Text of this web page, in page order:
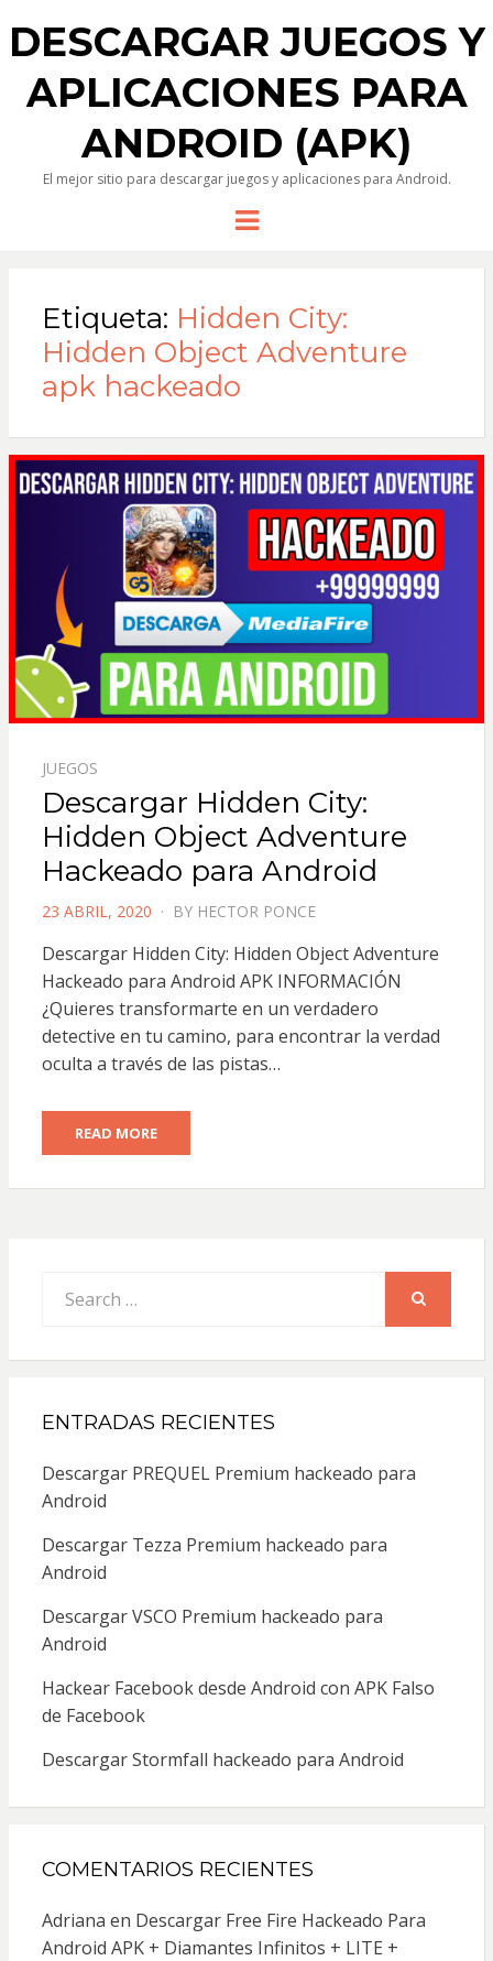
DESCARGAR JUEGOS Y
APLICACIONES PARA
ANDROID (APK)
El mejor sitio para descargar juegos y aplicaciones para Android.
Menu
Etiqueta: Hidden City:
Hidden Object Adventure
apk hackeado
JUEGOS
Descargar Hidden City:
Hidden Object Adventure
Hackeado para Android
POSTED
23 ABRIL, 2020 BY HECTOR PONCE
Descargar Hidden City: Hidden Object Adventure
Hackeado para Android APK INFORMACIÓN
¿Quieres transformarte en un verdadero
detective en tu camino, para encontrar la verdad
oculta a través de las pistas…
READ MORE
for:
ENTRADAS RECIENTES
Descargar PREQUEL Premium hackeado para
Android
Descargar Tezza Premium hackeado para
Android
Descargar VSCO Premium hackeado para
Android
Hackear Facebook desde Android con APK Falso
de Facebook
Descargar Stormfall hackeado para Android
COMENTARIOS RECIENTES
Adriana en Descargar Free Fire Hackeado Para
Android APK + Diamantes Infinitos + LITE +